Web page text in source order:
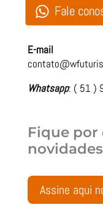
Fale
E-mail
Whatsapp: ( 51 )
Fique por
Assine aqui